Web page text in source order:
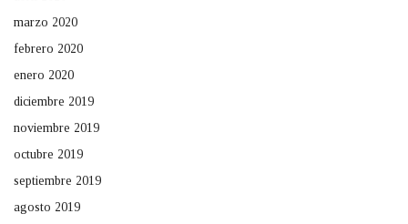
marzo 2020
febrero 2020
enero 2020
diciembre 2019
noviembre 2019
octubre 2019
septiembre 2019
agosto 2019